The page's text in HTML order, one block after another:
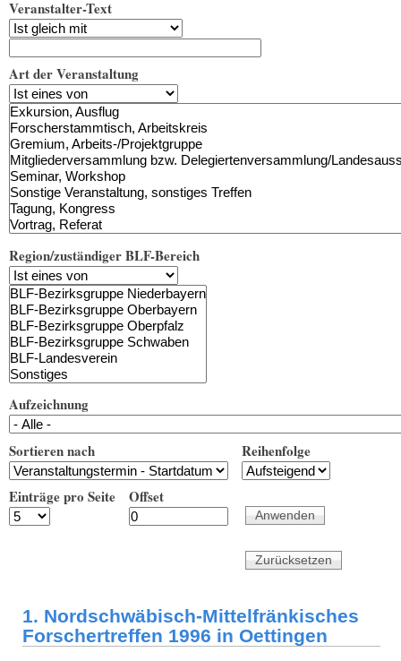
Veranstalter-Text
Art der Veranstaltung
Region/zuständiger BLF-Bereich
Aufzeichnung
Sortieren nach Reihenfolge
Einträge pro Seite Offset
1. Nordschwäbisch-Mittelfränkisches
Forschertreffen 1996 in Oettingen